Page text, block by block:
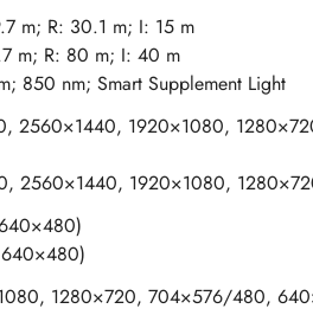
m; R: 30.1 m; I: 15 m
m; R: 80 m; I: 40 m
850 nm; Smart Supplement Light
2560×1440, 1920×1080,
2560×1440, 1920×1080,
1280×720, 704×576/480,